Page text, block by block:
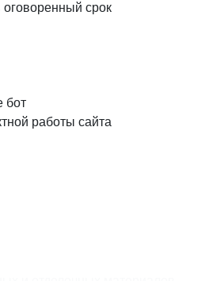
срок
бот
работы сайта